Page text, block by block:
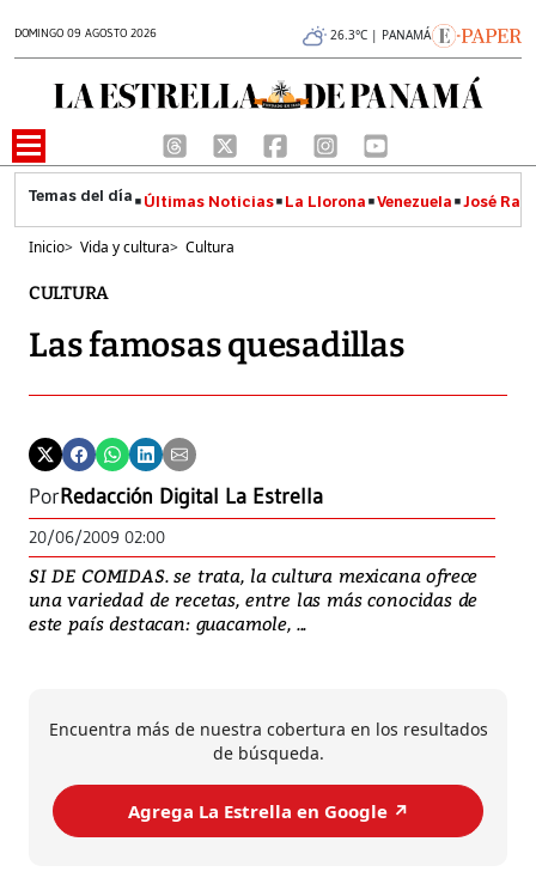
DOMINGO 09 AGOSTO 2026 26.3°C | PANAMÁ
Últimas Noticias La Llorona Venezuela José
Inicio> Vida y cultura> Cultura
CULTURA
Las famosas quesadillas
PorRedacción Digital La Estrella
20/06/2009 02:00
SI DE COMIDAS. se trata, la cultura mexicana ofrece
una variedad de recetas, entre las más conocidas de
este país destacan: guacamole, ...
Encuentra más de nuestra cobertura en los resultados
de búsqueda.
Agrega La Estrella en Google ↗️